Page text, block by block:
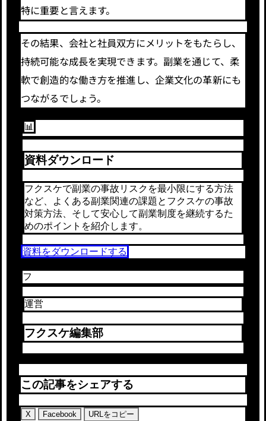
特に重要と言えます。
その結果、会社と社員双方にメリットをもたらし、
持続可能な成長を実現できます。副業を通じて、柔
軟で創造的な働き方を推進し、企業文化の革新にも
つながるでしょう。
📊
資料ダウンロード
フクスケで副業の事故リスクを最小限にする方法
など、よくある副業関連の課題とフクスケの事故
対策方法、そして安心して副業制度を継続するた
めのポイントを紹介します。
資料をダウンロードする
フ
運営
フクスケ編集部
この記事をシェアする
X Facebook URLをコピー